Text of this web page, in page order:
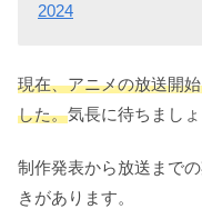
2024
現在、アニメの放送開
した。気長に待ちましょ
制作発表から放送まで
きがあります。